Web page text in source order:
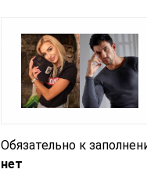
Обязательно к
нет